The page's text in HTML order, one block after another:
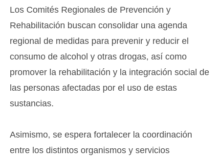
Los Comités Regionales de Prevención y
Rehabilitación buscan consolidar una agenda
regional de medidas para prevenir y reducir el
consumo de alcohol y otras drogas, así como
promover la rehabilitación y la integración social de
las personas afectadas por el uso de estas
sustancias.
Asimismo, se espera fortalecer la coordinación
entre los distintos organismos y servicios